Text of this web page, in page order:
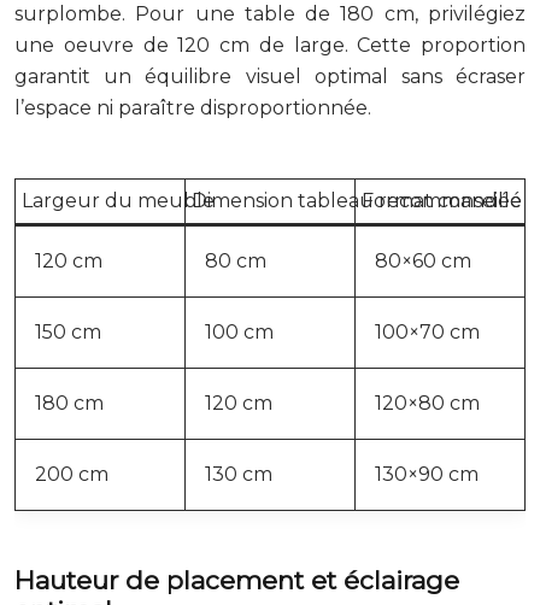
surplombe. Pour une table de 180 cm, privilégiez
une oeuvre de 120 cm de large. Cette proportion
garantit un équilibre visuel optimal sans écraser
l’espace ni paraître disproportionnée.
Largeur du meubleDimension tableau recommandée
Format conseillé
120 cm 80 cm 80×60 cm
150 cm 100 cm 100×70 cm
180 cm 120 cm 120×80 cm
200 cm 130 cm 130×90 cm
Hauteur de placement et éclairage